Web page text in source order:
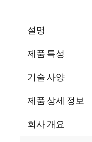
설명
제품 특성
기술 사양
제품 상세 정보
회사 개요